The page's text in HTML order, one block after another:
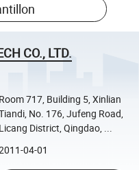
CO., LTD.
Room 717, Building 5, Xinlian
No. 176, Jufeng Road,
Licang District, Qingdao, ...
04-01